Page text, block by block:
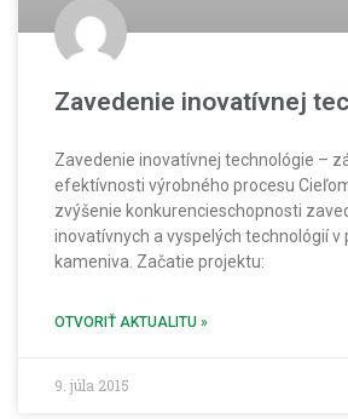
Zavedenie inovatívnej
Zavedenie inovatívnej technológie –
efektívnosti výrobného procesu
zvýšenie konkurencieschopnosti
inovatívnych a vyspelých technológií v
kameniva. Začatie projektu:
OTVORIŤ AKTUALITU »
9. júla 2015